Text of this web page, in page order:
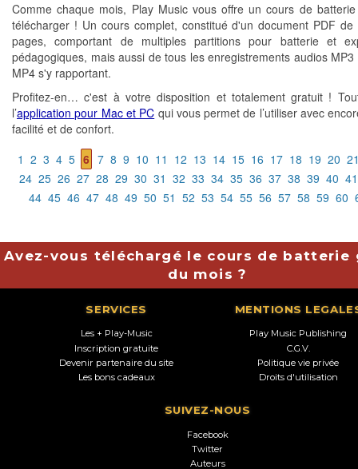
Comme chaque mois, Play Music vous offre un cours de
télécharger ! Un cours complet, constitué d'un document PDF de
pages, comportant de multiples partitions pour batterie et
pédagogiques, mais aussi de tous les enregistrements audios MP3
MP4 s'y rapportant.
Profitez-en… c'est à votre disposition et totalement gratuit !
l’application pour Mac et PC qui vous permet de l’utiliser avec
facilité et de confort.
1 2 3 4 5 6 7 8 9 10 11 12 13 14 15 16 17 18 19 20
24 25 26 27 28 29 30 31 32 33 34 35 36 37 38 39 40 41
44 45 46 47 48 49 50 51 52 53 54 55 56 57 58 59 60
Avez-vous téléchargé le cours de batterie
du mois ?
SERVICES
Les + Play-Music
Inscription gratuite
Devenir partenaire du site
Les bons cadeaux
MENTIONS
Play Music Publishing
C.G.V.
Politique vie privée
Droits d'utilisation
SUIVEZ-NOUS
Facebook
Twitter
Auteurs